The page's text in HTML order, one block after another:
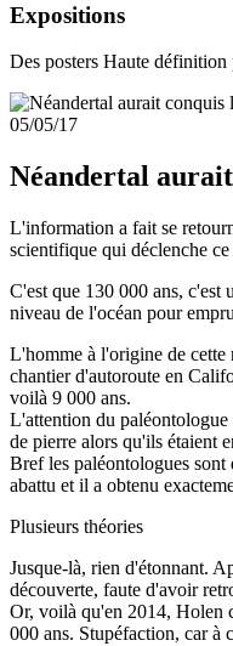
Expositions
Des posters Haute définition
05/05/17
Néandertal
L'information a fait se
scientifique qui déclenche
C'est que 130 000 ans, c'est
niveau de l'océan pour
L'homme à l'origine de cette
chantier d'autoroute en
voilà 9 000 ans.
L'attention du paléontologue
de pierre alors qu'ils étaient
Bref les paléontologues sont
abattu et il a obtenu
Plusieurs théories
Jusque-là, rien d'étonnant.
découverte, faute d'avoir
Or, voilà qu'en 2014, Holen
000 ans. Stupéfaction, car à